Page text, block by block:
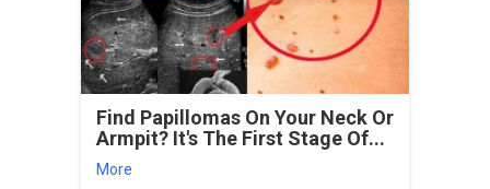
Find Papillomas On Your Neck Or
Armpit? It's The First Stage Of...
More